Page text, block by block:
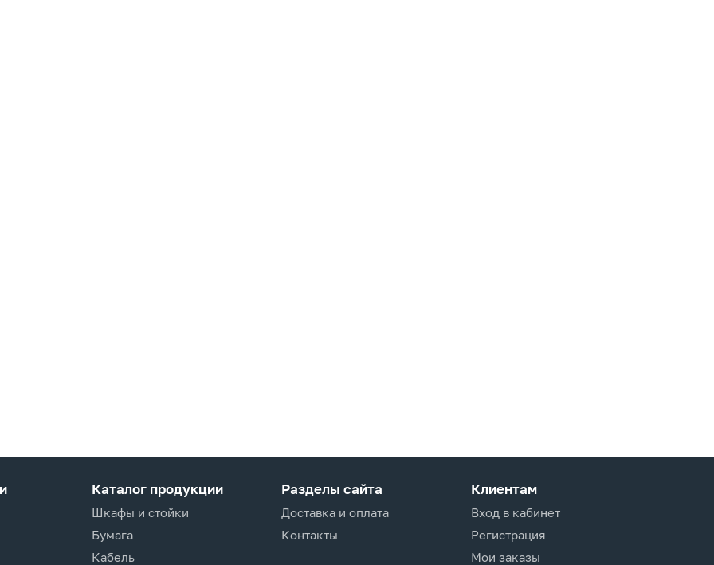
Каталог продукции
Шкафы и стойки
Бумага
Кабель
Разделы сайта
Доставка и оплата
Контакты
Клиентам
Вход в кабинет
Регистрация
Мои заказы